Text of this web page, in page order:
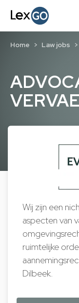
Home Law jobs
Wij zijn een
aspecten van
ruimtelijke
Dilbeek.